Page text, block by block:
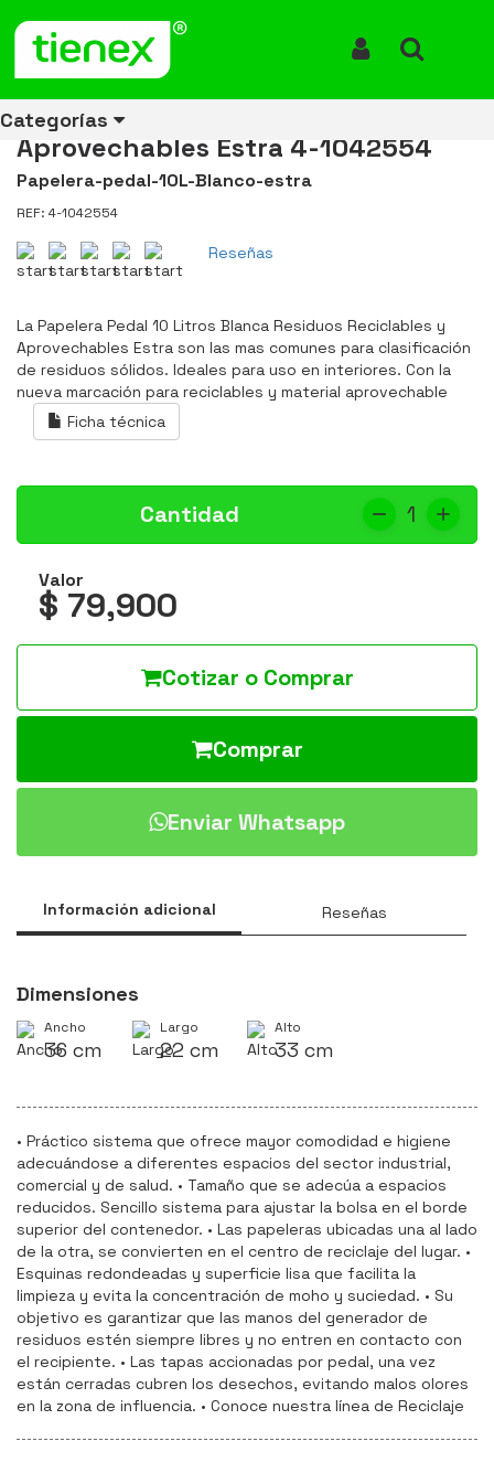
Categorías
Papelera Pedal 10 Litros Blanca Residuos Reciclables y
Aprovechables Estra 4-1042554
Papelera Pedal 10 Litros Blanca
Residuos Reciclables y
Aprovechables Estra 4-1042554
Papelera-pedal-10L-Blanco-estra
REF: 4-1042554
Reseñas
La Papelera Pedal 10 Litros Blanca Residuos Reciclables y
Aprovechables Estra son las mas comunes para clasificación
de residuos sólidos. Ideales para uso en interiores. Con la
nueva marcación para reciclables y material aprovechable
Ficha técnica
Cantidad 1
Valor
$ 79,900
Cotizar o Comprar
Comprar
Enviar Whatsapp
Información adicional Reseñas
Dimensiones
Ancho
36 cm
Largo
22 cm
Alto
33 cm
• Práctico sistema que ofrece mayor comodidad e higiene
adecuándose a diferentes espacios del sector industrial,
comercial y de salud. • Tamaño que se adecúa a espacios
reducidos. Sencillo sistema para ajustar la bolsa en el borde
superior del contenedor. • Las papeleras ubicadas una al lado
de la otra, se convierten en el centro de reciclaje del lugar. •
Esquinas redondeadas y superficie lisa que facilita la
limpieza y evita la concentración de moho y suciedad. • Su
objetivo es garantizar que las manos del generador de
residuos estén siempre libres y no entren en contacto con
el recipiente. • Las tapas accionadas por pedal, una vez
están cerradas cubren los desechos, evitando malos olores
en la zona de influencia. • Conoce nuestra línea de Reciclaje
Ver todos
los
productos
Ver todos
los
productos
DE
RECICLAJE
Ver todos
los
productos
Ver todos
los
productos
DE
LIMPIEZA
Ver todos
los
productos
DE
MATERIALES
Ver todos
los
productos
LIBRE
Ver todos
los
productos
PARA
BAÑOS